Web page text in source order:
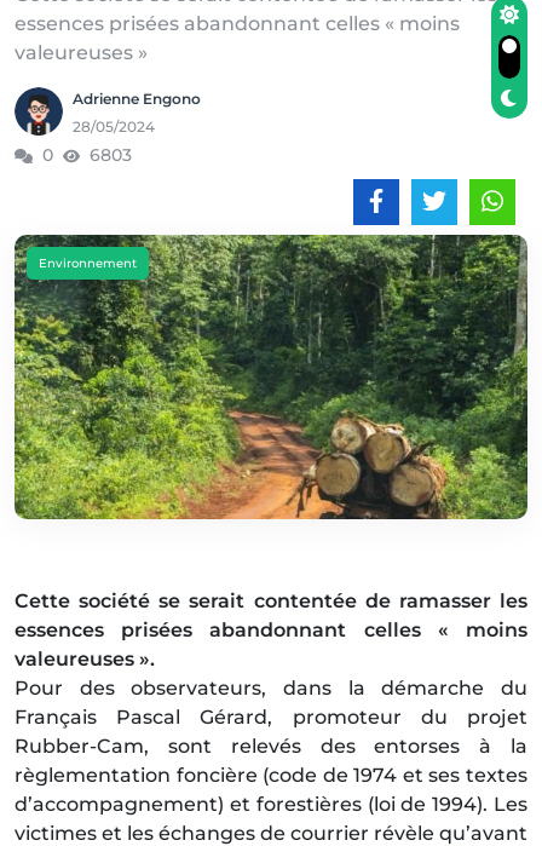
essences prisées abandonnant celles « moins
valeureuses »
Adrienne Engono
28/05/2024
0 6803
Environnement
Cette société se serait contentée de ramasser les
essences prisées abandonnant celles « moins
valeureuses ».
Pour des observateurs, dans la démarche du
Français Pascal Gérard, promoteur du projet
Rubber-Cam, sont relevés des entorses à la
règlementation foncière (code de 1974 et ses textes
d’accompagnement) et forestières (loi de 1994). Les
victimes et les échanges de courrier révèle qu’avant